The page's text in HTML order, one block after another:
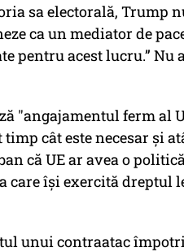
sa electorală, Trump
ca un mediator de
pentru acest lucru.” Nu
"angajamentul ferm al
cât este necesar și
că UE ar avea o
care își exercită dreptul
unui contraatac